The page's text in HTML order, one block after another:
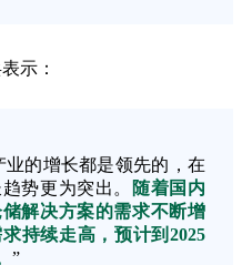
示：
的增长都是领先的，在
势更为突出。
随着国内
解决方案的需求不断增
持续走高，预计到2025
”